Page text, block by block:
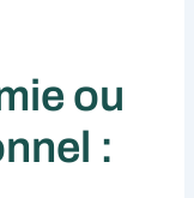
ou
: